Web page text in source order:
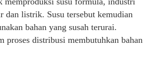
dan listrik. Susu tersebut kemudian
bahan yang susah terurai.
proses distribusi membutuhkan bahan